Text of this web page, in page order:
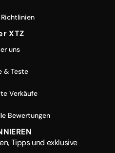
XTZ
uns
& Teste
Verkäufe
Bewertungen
Tipps und exklusive